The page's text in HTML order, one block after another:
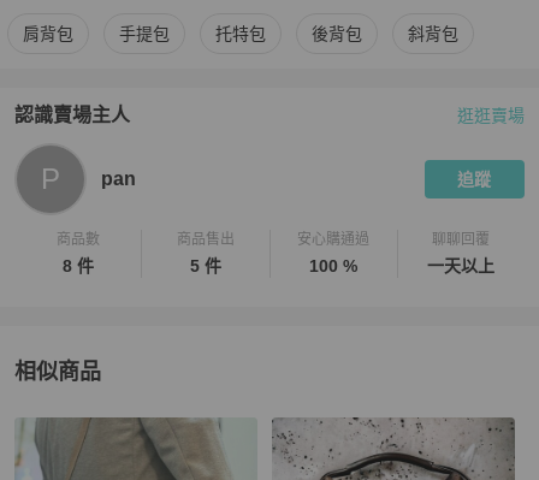
更多Gucci 女包相似商品推薦
肩背包 手提包 托特包 後背包 斜背包
認識賣場主人
PopChill 拍拍圈嚴選賣家
逛逛賣場
P pan 追蹤
商品數
8 件
商品售出
5 件
安心購通過
100 %
聊聊回覆
一天以上
相似商品
更多相似Gucci女包推薦精品